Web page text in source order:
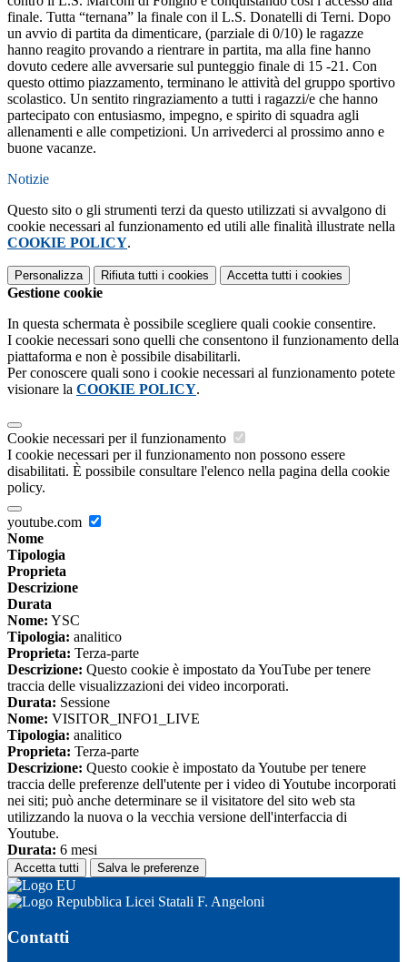
finale. Tutta “ternana” la finale con il L.S. Donatelli di Terni. Dopo
un avvio di partita da dimenticare, (parziale di 0/10) le ragazze
hanno reagito provando a rientrare in partita, ma alla fine hanno
dovuto cedere alle avversarie sul punteggio finale di 15 -21. Con
questo ottimo piazzamento, terminano le attività del gruppo sportivo
scolastico. Un sentito ringraziamento a tutti i ragazzi/e che hanno
partecipato con entusiasmo, impegno, e spirito di squadra agli
allenamenti e alle competizioni. Un arrivederci al prossimo anno e
buone vacanze.
Notizie
Questo sito o gli strumenti terzi da questo utilizzati si avvalgono di
cookie necessari al funzionamento ed utili alle finalità illustrate nella
COOKIE POLICY.
Personalizza Rifiuta tutti i cookies Accetta tutti i cookies
Gestione cookie
In questa schermata è possibile scegliere quali cookie consentire.
I cookie necessari sono quelli che consentono il funzionamento della
piattaforma e non è possibile disabilitarli.
Per conoscere quali sono i cookie necessari al funzionamento potete
visionare la COOKIE POLICY.
Cookie necessari per il funzionamento
I cookie necessari per il funzionamento non possono essere
disabilitati. È possibile consultare l'elenco nella pagina della cookie
policy.
youtube.com
Nome
Tipologia
Proprieta
Descrizione
Durata
Nome: YSC
Tipologia: analitico
Proprieta: Terza-parte
Descrizione: Questo cookie è impostato da YouTube per tenere
traccia delle visualizzazioni dei video incorporati.
Durata: Sessione
Nome: VISITOR_INFO1_LIVE
Tipologia: analitico
Proprieta: Terza-parte
Descrizione: Questo cookie è impostato da Youtube per tenere
traccia delle preferenze dell'utente per i video di Youtube incorporati
nei siti; può anche determinare se il visitatore del sito web sta
utilizzando la nuova o la vecchia versione dell'interfaccia di
Youtube.
Durata: 6 mesi
Accetta tutti Salva le preferenze
Licei Statali F. Angeloni
Contatti